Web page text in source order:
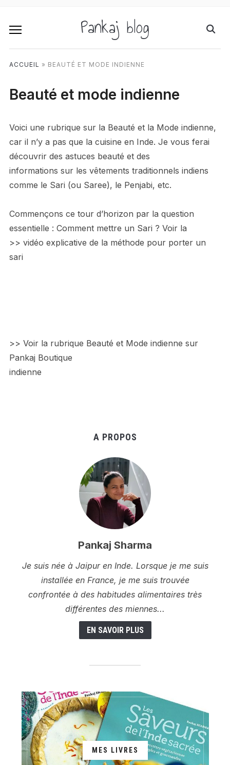
Pankaj blog
ACCUEIL » BEAUTÉ ET MODE INDIENNE
Beauté et mode indienne
Voici une rubrique sur la Beauté et la Mode indienne,
car il n’y a pas que la cuisine en Inde. Je vous ferai
découvrir des astuces beauté et des
informations sur les vêtements traditionnels indiens
comme le Sari (ou Saree), le Penjabi, etc.
Commençons ce tour d’horizon par la question
essentielle : Comment mettre un Sari ? Voir la
>> vidéo explicative de la méthode pour porter un
sari
>> Voir la rubrique Beauté et Mode indienne sur
Pankaj Boutique
indienne
A PROPOS
Pankaj Sharma
Je suis née à Jaipur en Inde. Lorsque je me suis
installée en France, je me suis trouvée
confrontée à des habitudes alimentaires très
différentes des miennes...
EN SAVOIR PLUS
MES LIVRES